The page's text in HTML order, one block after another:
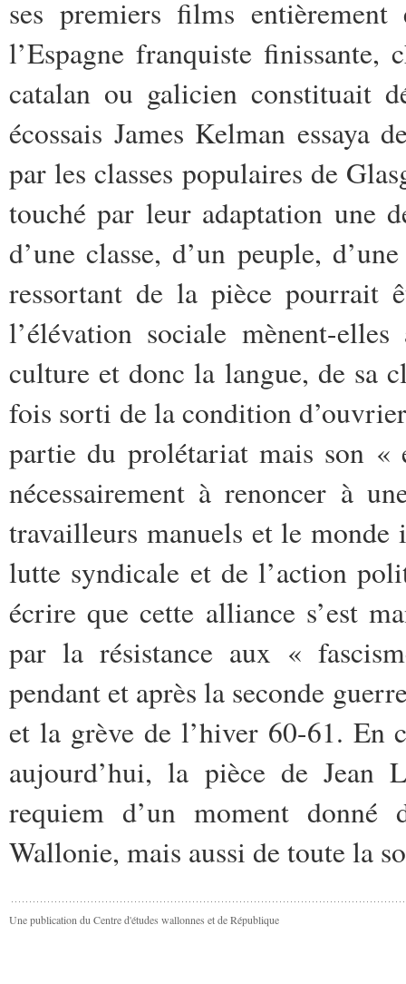
ses premiers films
l’Espagne franquiste
catalan ou galicien constituait
écossais James Kelman essaya
par les classes populaires de
touché par leur adaptation une
d’une classe, d’un peuple,
ressortant de la pièce pourrait
l’élévation sociale mènent-
culture et donc la langue, de sa
fois sorti de la condition
partie du prolétariat mais son «
nécessairement à renoncer à
travailleurs manuels et le
lutte syndicale et de l’action
écrire que cette alliance s’est
par la résistance aux «
pendant et après la seconde
et la grève de l’hiver 60-61. En
aujourd’hui, la pièce de Jean
requiem d’un moment
Wallonie, mais aussi de toute la
Une publication du Centre d'études wallonnes et de République